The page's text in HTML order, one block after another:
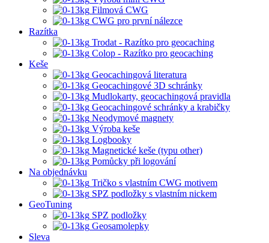
Filmová CWG
CWG pro první nálezce
Razítka
Trodat - Razítko pro geocaching
Colop - Razítko pro geocaching
Keše
Geocachingová literatura
Geocachingové 3D schránky
Mudlokarty, geocachingová pravidla
Geocachingové schránky a krabičky
Neodymové magnety
Výroba keše
Logbooky
Magnetické keše (typu other)
Pomůcky při logování
Na objednávku
Tričko s vlastním CWG motivem
SPZ podložky s vlastním nickem
GeoTuning
SPZ podložky
Geosamolepky
Sleva